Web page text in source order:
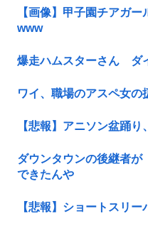
【画像】甲子園チアガ
www
爆走ハムスターさん ダ
ワイ、職場のアスペ女の
【悲報】アニソン盆踊
ダウンタウンの後継者が
できたんや
【悲報】ショートスリー